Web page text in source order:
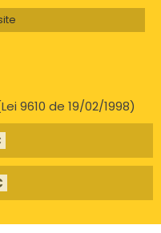
9610 de 19/02/1998)